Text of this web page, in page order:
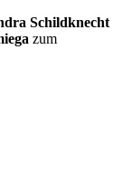
Schildknecht
zum